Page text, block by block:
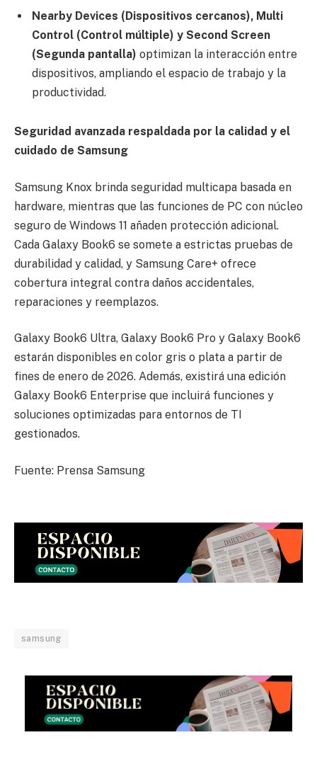
Nearby Devices (Dispositivos cercanos), Multi
Control (Control múltiple) y Second Screen
(Segunda pantalla) optimizan la interacción entre
dispositivos, ampliando el espacio de trabajo y la
productividad.
Seguridad avanzada respaldada por la calidad y el
cuidado de Samsung
Samsung Knox brinda seguridad multicapa basada en
hardware, mientras que las funciones de PC con núcleo
seguro de Windows 11 añaden protección adicional.
Cada Galaxy Book6 se somete a estrictas pruebas de
durabilidad y calidad, y Samsung Care+ ofrece
cobertura integral contra daños accidentales,
reparaciones y reemplazos.
Galaxy Book6 Ultra, Galaxy Book6 Pro y Galaxy Book6
estarán disponibles en color gris o plata a partir de
fines de enero de 2026. Además, existirá una edición
Galaxy Book6 Enterprise que incluirá funciones y
soluciones optimizadas para entornos de TI
gestionados.
Fuente: Prensa Samsung
samsung